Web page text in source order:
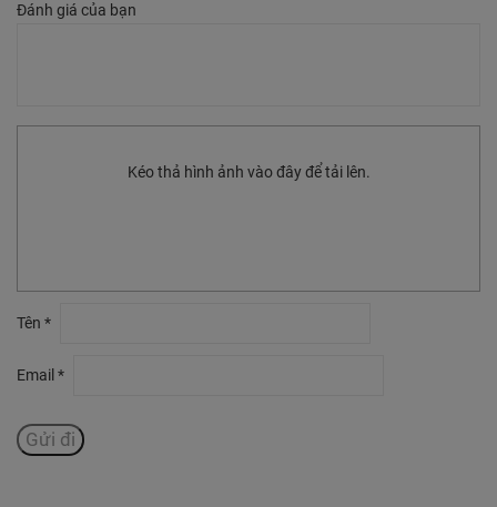
Đánh giá của bạn
Kéo thả hình ảnh vào đây để tải lên.
Tên *
Email *